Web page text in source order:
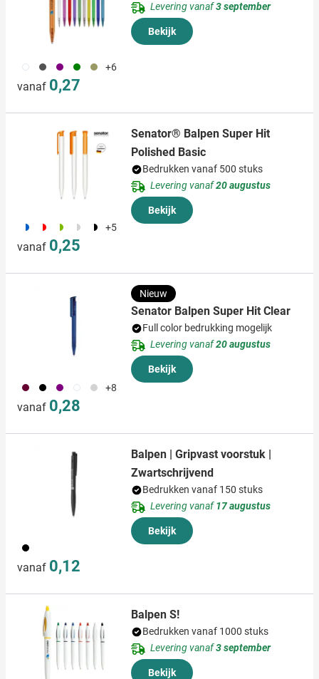
002 387 024 004 116 +6
vanaf 0,27
Levering vanaf3 september
Bekijk
187 188 224 873 169 +5
vanaf 0,25
Senator® Balpen Super Hit
Polished Basic
Bedrukken vanaf 500 stuks
Levering vanaf20 augustus
Bekijk
010 001 024 002 355 +8
vanaf 0,28
Nieuw
Senator Balpen Super Hit Clear
Full color bedrukking mogelijk
Levering vanaf20 augustus
Bekijk
001
vanaf 0,12
Balpen | Gripvast voorstuk |
Zwartschrijvend
Bedrukken vanaf 150 stuks
Levering vanaf17 augustus
Bekijk
Balpen S!
Bedrukken vanaf 1000 stuks
Levering vanaf3 september
Bekijk